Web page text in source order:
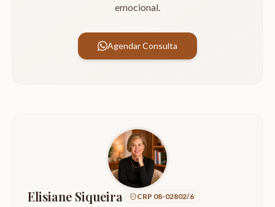
emocional.
Agendar Consulta
Elisiane Siqueira CRP 08-02802/6